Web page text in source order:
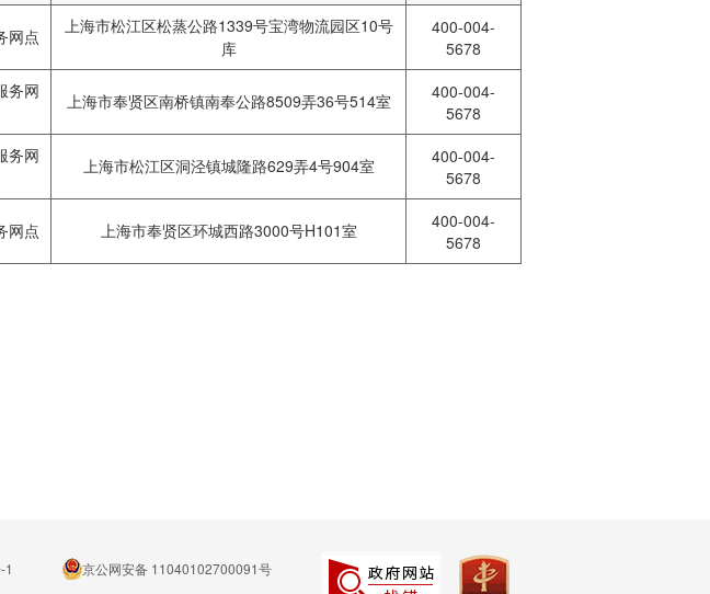
网点
上海市松江区松蒸公路1339号宝湾物流园区10号
库
400-004-
5678
务网
上海市奉贤区南桥镇南奉公路8509弄36号514室
400-004-
5678
务网
上海市松江区洞泾镇城隆路629弄4号904室
400-004-
5678
网点 上海市奉贤区环城西路3000号H101室
400-004-
5678
1
京公网安备 11040102700091号